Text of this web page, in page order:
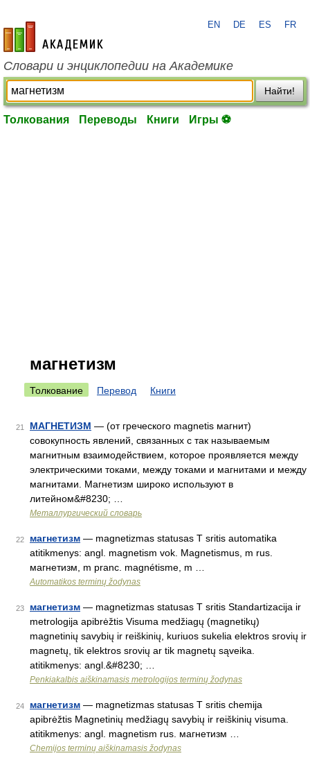
academic.ru
EN DE ES FR
Словари и энциклопедии на Академике
Найти!
Толкования Переводы Книги Игры ⚽
магнетизм
Толкование Перевод Книги
21 МАГНЕТИЗМ — (от греческого magnetis магнит)
совокупность явлений, связанных с так называемым
магнитным взаимодействием, которое проявляется между
электрическими токами, между токами и магнитами и между
магнитами. Магнетизм широко используют в
литейном&#8230; …
Металлургический словарь
22 магнетизм — magnetizmas statusas T sritis automatika
atitikmenys: angl. magnetism vok. Magnetismus, m rus.
магнетизм, m pranc. magnétisme, m …
Automatikos terminų žodynas
23 магнетизм — magnetizmas statusas T sritis Standartizacija ir
metrologija apibrėžtis Visuma medžiagų (magnetikų)
magnetinių savybių ir reiškinių, kuriuos sukelia elektros srovių ir
magnetų, tik elektros srovių ar tik magnetų sąveika.
atitikmenys: angl.&#8230; …
Penkiakalbis aiškinamasis metrologijos terminų žodynas
24 магнетизм — magnetizmas statusas T sritis chemija
apibrėžtis Magnetinių medžiagų savybių ir reiškinių visuma.
atitikmenys: angl. magnetism rus. магнетизм …
Chemijos terminų aiškinamasis žodynas